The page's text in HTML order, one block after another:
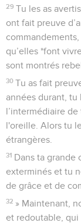
29 Tu les as
ont fait preuve
qu’elles *font
sont montrés
30 Tu as fait
années durant, tu
l’intermédiaire
l'oreille. Alors tu
étrangères.
31 Dans ta grande
exterminés et tu
de grâce et de
32 » Maintenant,
et redoutable, qui